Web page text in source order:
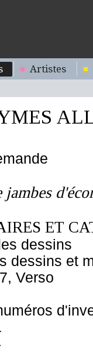
Artistes
jambes
ET
dessins
dessins et
Verso